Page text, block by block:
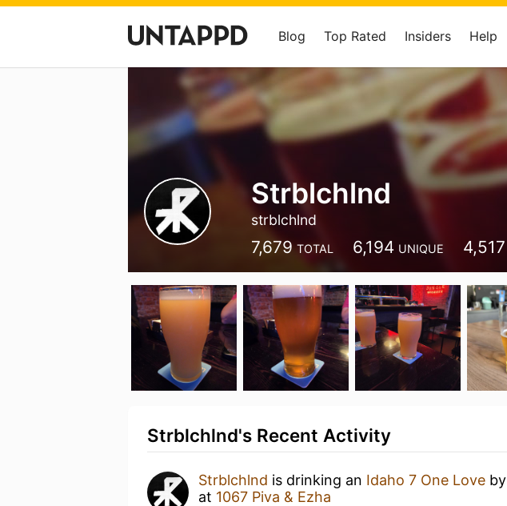
Blog Top Rated Insiders Help
Strblchlnd
strblchlnd
7,679 TOTAL 6,194 UNIQUE 4,517
Strblchlnd's Recent Activity
Strblchlnd is drinking an Idaho 7 One Love by
at 1067 Piva & Ezha